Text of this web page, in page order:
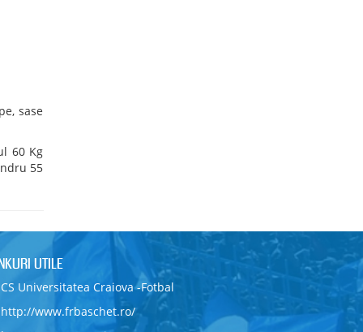
sase
60 Kg
55
UTILE
CS Universitatea Craiova -Fotbal
http://www.frbaschet.ro/